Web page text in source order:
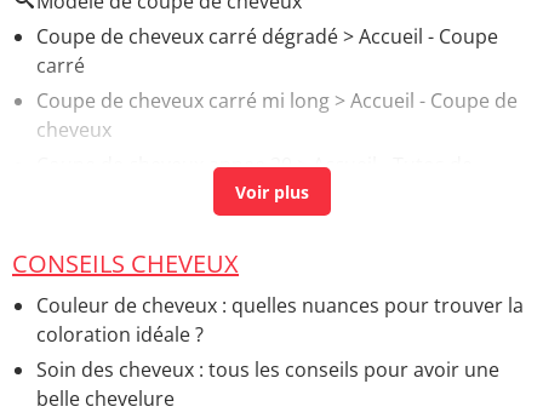
Coupe de cheveux carré dégradé> Accueil - Coupe
carré
Coupe de cheveux carré mi long > Accueil - Coupe de
cheveux
Coupe de cheveux annee 20> Accueil - Tutos de
de coiffure
Coupe carré cheveux epais
CONSEILS CHEVEUX
Couleur de cheveux : quelles nuances pour trouver la
coloration idéale ?
Soin des cheveux : tous les conseils pour avoir une
belle chevelure